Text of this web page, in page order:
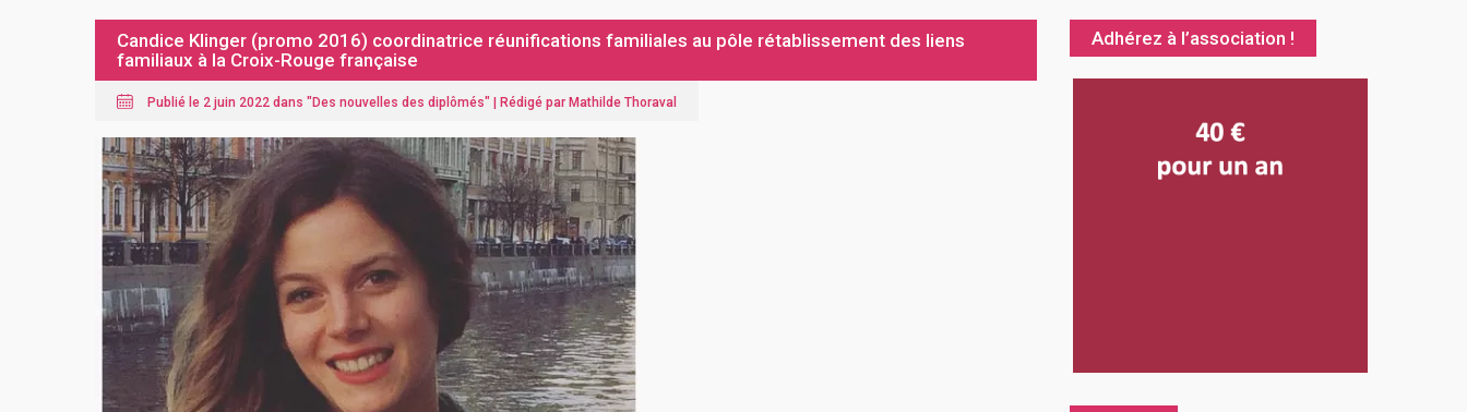
Candice Klinger (promo 2016) coordinatrice réunifications familiales au pôle rétablissement des liens
familiaux à la Croix-Rouge française
Publié le 2 juin 2022 dans "Des nouvelles des diplômés" | Rédigé par Mathilde Thoraval
Adhérez à l’association !